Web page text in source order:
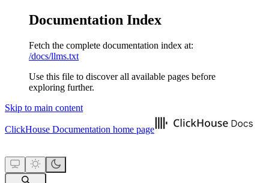
Documentation Index
Fetch the complete documentation index at:
/docs/llms.txt
Use this file to discover all available pages before
exploring further.
Skip to main content
ClickHouse Documentation home page